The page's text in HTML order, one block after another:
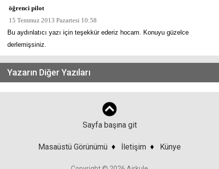
öğrenci pilot
15 Temmuz 2013 Pazartesi 10:58
Bu aydınlatıcı yazı için teşekkür ederiz hocam. Konuyu güzelce
derlemişsiniz.
Yazarın Diğer Yazıları
Sayfa başına git
Masaüstü Görünümü ♦ İletişim ♦ Künye